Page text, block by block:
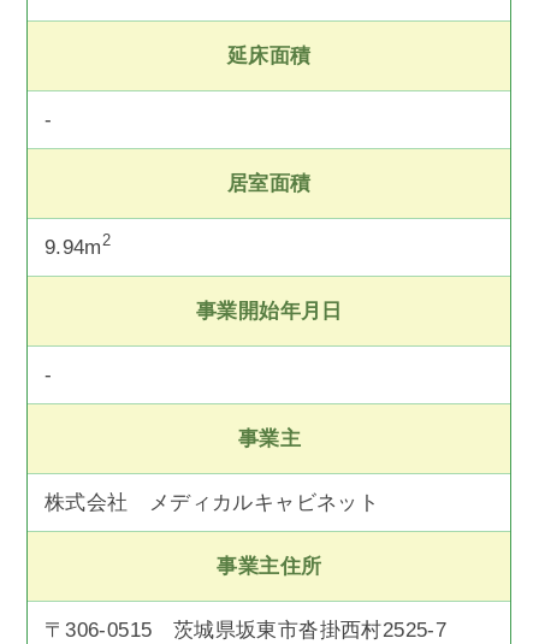
延床面積
-
居室面積
9.94m2
事業開始年月日
-
事業主
株式会社 メディカルキャビネット
事業主住所
〒306-0515 茨城県坂東市沓掛西村2525-7